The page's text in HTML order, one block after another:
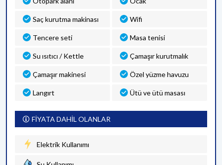
Saç kurutma makinası Wifi
Tencere seti Masa tenisi
Su ısıtıcı / Kettle Çamaşır kurutmalık
Çamaşır makinesi Özel yüzme havuzu
Langırt Ütü ve ütü masası
FİYATA DAHİL OLANLAR
Elektrik Kullanımı